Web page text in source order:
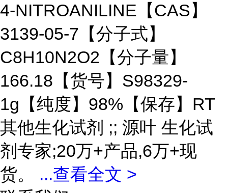
4-NITROANILINE【CAS】
3139-05-7【分子式】
C8H10N2O2【分子量】
166.18【货号】S98329-
1g【纯度】98%【保存】RT
其他生化试剂 ;; 源叶 生化试
剂专家;20万+产品,6万+现
货。 ...查看全文 >